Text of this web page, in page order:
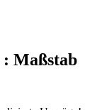
Maßstab